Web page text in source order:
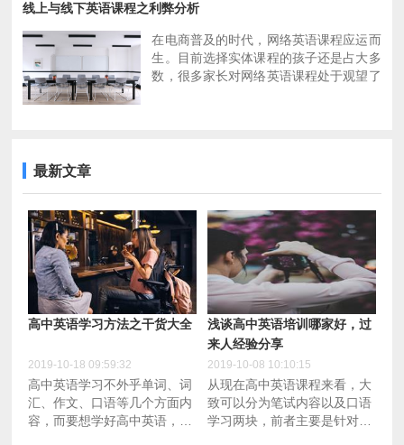
天背诵单词50个左右。背单词是学英文最
且很容易看到自己的进步和成绩。
2、高中英语听力，推荐从扇贝听力开
始。手机里下载一个扇贝听力，根据个人
子的小说类教材类。推荐一个扇贝阅读，
阅读材料也是分级的，遇到生字直接按住
就显示中文释义。也可以买纸质的书，新
概念是不错的教材推荐，虽然内容比较老
旧了，但整个教材的编写是很科学严谨
的。
4、高中英语写作，比较简易的方法是每
天写日记，长短不限，但每天都要用英文
记录一段，只是推荐给大家。写完的短文
可以请英文好的朋友提修改建议，我相信
每个人生活中或多或少都认识几个英语学
霸，现在留学回来的人也很多，这应该不
是什么难事
线上与线下英语课程之利弊分析
在电商普及的时代，网络英语课程应运而
生。目前选择实体课程的孩子还是占大多
数，很多家长对网络英语课程处于观望了
课程都是统一设计好的，每个老师都可以
胜任，所以学员可以自由选择有空余时间
的老师。
★ 第三个优势就是师资选择更有保障，
范围也更广。大部分线上英语培训班所有
老师都来自北美，发音绝对正宗。
最新文章
高中英语学习方法之干货大全
2019-10-18 09:59:32
高中英语学习不外乎单词、词
汇、作文、口语等几个方面内
容，而要想学好高中英语，也
浅谈高中英语培训哪家好，过
来人经验分享
2019-10-08 10:10:15
从现在高中英语课程来看，大
致可以分为笔试内容以及口语
学习两块，前者主要是针对高